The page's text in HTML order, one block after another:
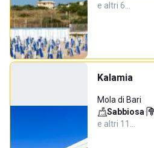
e altri 6…
Kalamia
Mola di Bari
Sabbiosa·
e altri 11…